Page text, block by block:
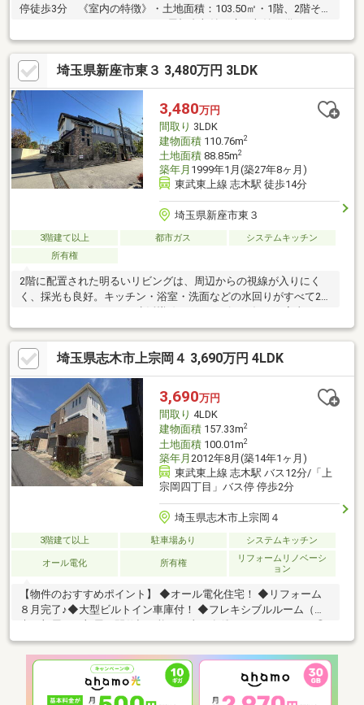
停徒歩3分 《室内の特徴》・土地面積：103.50㎡・1階、2階それ
いるため、収納充実・2階に浴室や洗面化粧台等の水回りがまとま
っているため、便利な動線・L字バルコニーのため、陽当たり良
好・ジャグジー付きの浴室となっています・1階、2階それぞれに
キッチンがあり、2階キッチンにはビルドインオーブン、食洗機が
備わっています・2階リビングにはビルドインエアコンが備わって
います・1階和室には掘りごたつがございます・2024年給湯器交
換
埼玉県新座市東３ 3,480万円 3LDK
3,480万円
間取り 3LDK
建物面積110.76m2
土地面積88.85m2
築年月 1999年1月(築27年8ヶ月)
東武東上線 志木駅 徒歩14分
埼玉県新座市東３
3階建て以上 都市ガス
システムキッチン
所有権
2階に配置された明るいリビングは、周辺からの視線が入りにく
く、採光も良好。キッチン・浴室・洗面などの水回りがすべて2階
クにこなせる設計です。また、1階には9.3帖の広々とした洋室
と、落ち着きのある和室を配置。洋室はゆとりある広さのため、
リフォーム次第でショップや自宅サロン、ワークスペースなど店
舗的な使い方も視野に入れられます（用途はご相談ください）。
上部には約11.57m2のロフトがあり、収納はもちろん、趣味部屋
や子どもの遊びスペースなど、多様な使い方が可能です。
埼玉県志木市上宗岡４ 3,690万円 4LDK
3,690万円
間取り 4LDK
建物面積157.33m2
土地面積100.01m2
築年月 2012年8月(築14年1ヶ月)
東武東上線 志木駅 バス12分/「上
宗岡四丁目」バス停 停歩2分
埼玉県志木市上宗岡４
3階建て以上 駐車場あり システムキッチン
オール電化 所有権
リフォームリノベーシ
ョン
【物件のおすすめポイント】 ◆オール電化住宅！ ◆リフォーム
８月完了♪◆大型ビルトイン車庫付！ ◆フレキシブルルーム（将
スーパーやコンビニ等近くて便利な立地♪□宗岡小学校 □宗岡中
学校 【特別成約特典】 ＼ エアコン6帖用「１台」プレゼント！ ／
《お問合せは３パターン♪》①【資料請求】オレンジボタンより
②【見学予約】赤いボタンより③【お電話（即対応）】＞＞
048-475-8328 ※「SUUMOを見た」と伝えるとスムーズです♪お